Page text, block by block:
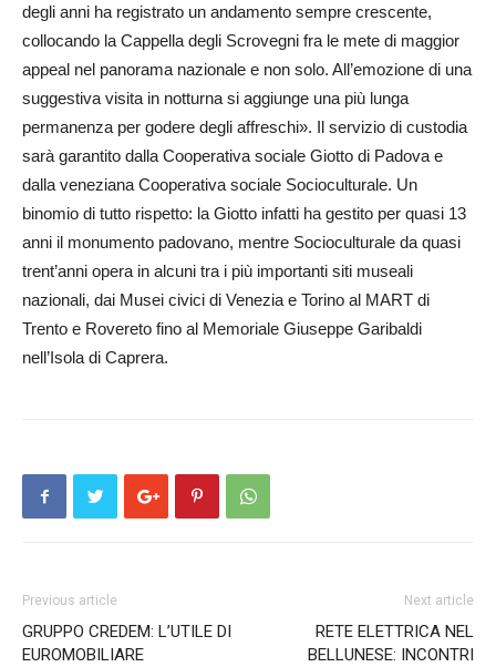
degli anni ha registrato un andamento sempre crescente,
collocando la Cap­pella degli Scrovegni fra le mete di maggior
appeal nel panorama nazionale e non solo. All’emo­zione di una
suggestiva visita in notturna si aggiunge una più lunga
permanenza per godere degli affreschi». Il servizio di cus­todia
sarà garantito dalla Co­ope­rativa sociale Giotto di Pa­dova e
dalla veneziana Co­operativa so­ciale Socioculturale. Un
binomio di tutto rispetto: la Giotto infatti ha gestito per quasi 13
anni il monumento padovano, mentre Socioculturale da quasi
trent’anni opera in alcuni tra i più importanti siti museali
nazionali, dai Musei civici di Venezia e Torino al MART di
Trento e Rovereto fino al Memoriale Giuseppe Garibaldi
nell’Isola di Caprera.
Previous article
GRUPPO CREDEM: L’UTILE DI
EUROMOBILIARE
Next article
RETE ELETTRICA NEL
BELLUNESE: INCONTRI